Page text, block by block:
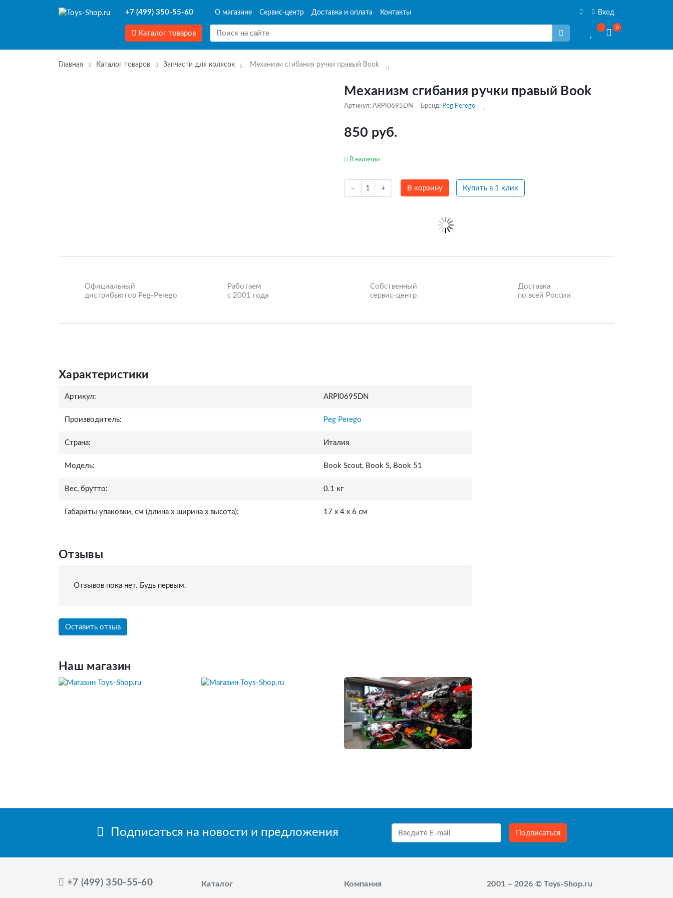
+7 (499) 350-55-60 О магазине Сервис-центр Доставка и оплата Контакты Вход
Каталог товаров
0
Главная Каталог товаров Запчасти для колясок Механизм сгибания ручки правый Book
Механизм сгибания ручки правый Book
Артикул: ARPI0695DN Бренд: Peg Perego
850 руб.
В наличии
– + В корзину Купить в 1 клик
Официальный
дистрибьютор Peg-Perego
Работаем
с 2001 года
Собственный
сервис-центр
Доставка
по всей России
Характеристики
Артикул: ARPI0695DN
Производитель: Peg Perego
Страна: Италия
Модель: Book Scout, Book S, Book 51
Вес, брутто: 0.1 кг
Габариты упаковки, см (длина x ширина x высота): 17 x 4 x 6 см
Отзывы
Отзывов пока нет. Будь первым.
Оставить отзыв
Наш магазин
Подписаться на новости и предложения Подписаться
+7 (499) 350-55-60 Каталог Компания 2001 – 2026 © Toys-Shop.ru